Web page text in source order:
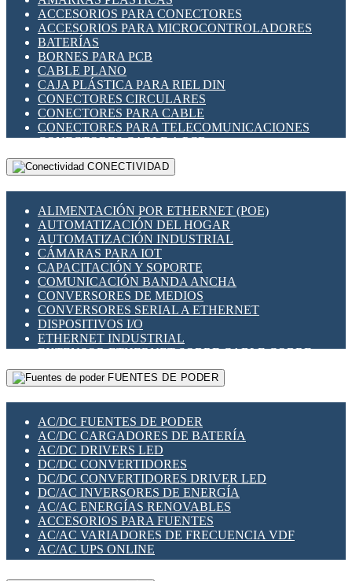
INDICADORES PARA PANEL
INTERFACES DE RELÉ
INTERRUPTORES FIN DE CARRERA
LLAVES CONMUTADORAS
MEDIDORES DE ENERGÍA Y TC'S DE CORRIENTE
MOTORES PASO A PASO
PANTALLAS HMI
PLC -CONTROLADORES LÓGICO PROGRAMABLES
PROGRAMADORES DE HORARIO
RELÉS DE PROTECCIÓN
SENSORES CAPACITIVOS
SENSORES INDUCTIVOS
TEMPORIZADORES
VARIACS
VARIADORES DE FRECUENCIA [VDF]
SECCIONADORES - INTERRUPTORES
MAQUINARIA
ACCESORIOS PARA CONECTORES
ACCESORIOS PARA MICROCONTROLADORES
BATERÍAS
BORNES PARA PCB
CABLE PLANO
CAJA PLÁSTICA PARA RIEL DIN
CONECTORES CIRCULARES
CONECTORES PARA CABLE
CONECTORES PARA TELECOMUNICACIONES
CONECTORES CABLE A PCB
CONECTORES PCB A CABLE
DIP SWITCHES
HERRAMIENTAS VARIAS
ILUMINACIÓN LED
INTERRUPTORES REED
INTERFACES DE RELÉ
OTROS RELÉS
PROTECCIÓN TÉRMICA
RELÉS AUTOMOTRICES
RELÉS DE SEÑAL
RELÉS DE ESTADO SÓLIDO SSR
RELÉS INDUSTRIALES
RELÉS MINIATURA DE POTENCIA
SENSORES MAGNÉTICOS
SWITCH Y MICROSWITCH
TARJETAS PI
UNIÓN Y DERIVACIÓN DE CABLE
CONECTIVIDAD
ALIMENTACIÓN POR ETHERNET (POE)
AUTOMATIZACIÓN DEL HOGAR
AUTOMATIZACIÓN INDUSTRIAL
CÁMARAS PARA IOT
CAPACITACIÓN Y SOPORTE
COMUNICACIÓN BANDA ANCHA
CONVERSORES DE MEDIOS
CONVERSORES SERIAL A ETHERNET
DISPOSITIVOS I/O
ETHERNET INDUSTRIAL
EXTENSOR ETHERNET SOBRE CABLE COBRE
GATEWAY LORAWAN
GESTIÓN DE REDES
PLACAS MODULARES IOT
SWITCHES Y REDES WIFI
SOLUCIONES IOT
SOLUCIONES LORAWAN
SOLUCIONES RED CELULAR
SEGURIDAD PARA REDES
SWITCHES LAN
TELEFONÍA IP (VOIP)
VIGILANCIA IP (CCTV)
MESHTASTIC
FUENTES DE PODER
AC/DC FUENTES DE PODER
AC/DC CARGADORES DE BATERÍA
AC/DC DRIVERS LED
DC/DC CONVERTIDORES
DC/DC CONVERTIDORES DRIVER LED
DC/AC INVERSORES DE ENERGÍA
AC/AC ENERGÍAS RENOVABLES
ACCESORIOS PARA FUENTES
AC/AC VARIADORES DE FRECUENCIA VDF
AC/AC UPS ONLINE